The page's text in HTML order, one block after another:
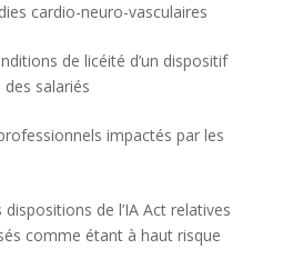
cardio-neuro-vasculaires
de licéité d’un dispositif
des salariés
impactés par les
dispositions de l’IA Act relatives
comme étant à haut risque